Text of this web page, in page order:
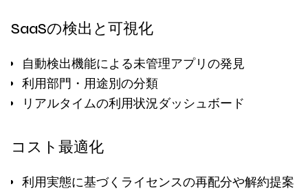
SaaSの検出と可視化
自動検出機能による未管理アプリの発見
利用部門・用途別の分類
リアルタイムの利用状況ダッシュボード
コスト最適化
利用実態に基づくライセンスの再配分や解約提案